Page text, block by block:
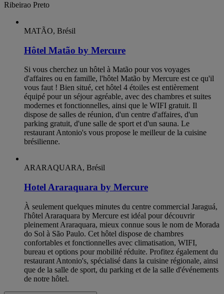
Ribeirao Preto
MATÃO, Brésil
Hôtel Matão by Mercure
Si vous cherchez un hôtel à Matão pour vos voyages
d'affaires ou en famille, l'hôtel Matão by Mercure est ce qu'il
vous faut ! Bien situé, cet hôtel 4 étoiles est entièrement
équipé pour un séjour agréable, avec des chambres et suites
modernes et fonctionnelles, ainsi que le WIFI gratuit. Il
dispose de salles de réunion, d'un centre d'affaires, d'un
parking gratuit, d'une salle de sport et d'un sauna. Le
restaurant Antonio's vous propose le meilleur de la cuisine
brésilienne.
ARARAQUARA, Brésil
Hotel Araraquara by Mercure
À seulement quelques minutes du centre commercial Jaraguá,
l'hôtel Araraquara by Mercure est idéal pour découvrir
pleinement Araraquara, mieux connue sous le nom de Morada
do Sol à São Paulo. Cet hôtel dispose de chambres
confortables et fonctionnelles avec climatisation, WIFI,
bureau et options pour mobilité réduite. Profitez également du
restaurant Antonio's, spécialisé dans la cuisine régionale, ainsi
que de la salle de sport, du parking et de la salle d'événements
de notre hôtel.